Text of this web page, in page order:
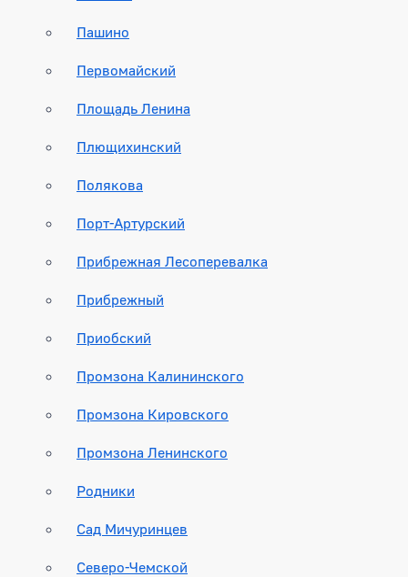
Пашино
Первомайский
Площадь Ленина
Плющихинский
Полякова
Порт-Артурский
Прибрежная Лесоперевалка
Прибрежный
Приобский
Промзона Калининского
Промзона Кировского
Промзона Ленинского
Родники
Сад Мичуринцев
Северо-Чемской